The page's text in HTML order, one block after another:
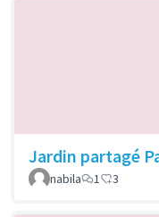
Jardin partagé
nabila
1 3